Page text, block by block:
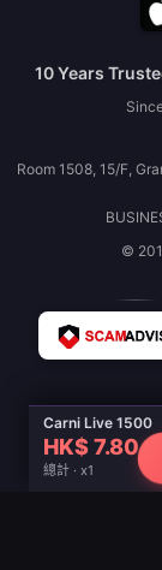
Carni Live 1500
HK$ 7.80
總計 · x1
10 Years
Room 1508, 15/F,
©